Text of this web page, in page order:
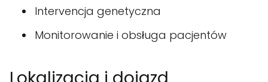
Intervencja genetyczna
Monitorowanie i obsługa pacjentów